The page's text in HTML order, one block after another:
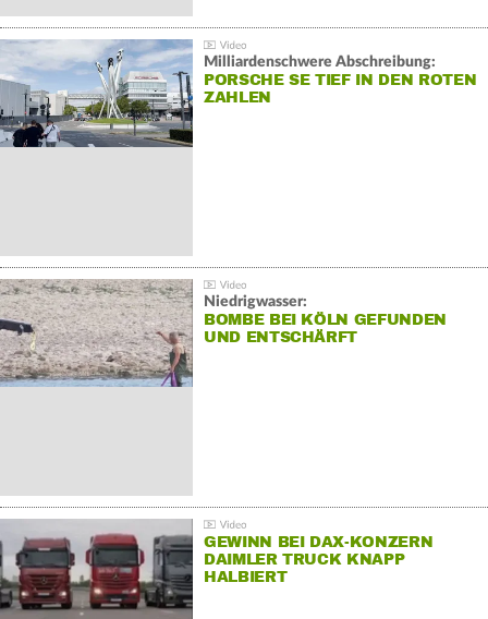
Milliardenschwere Abschreibung:
PORSCHE SE TIEF IN DEN ROTEN
ZAHLEN
Niedrigwasser:
BOMBE BEI KÖLN GEFUNDEN
UND ENTSCHÄRFT
GEWINN BEI DAX-KONZERN
DAIMLER TRUCK KNAPP
HALBIERT